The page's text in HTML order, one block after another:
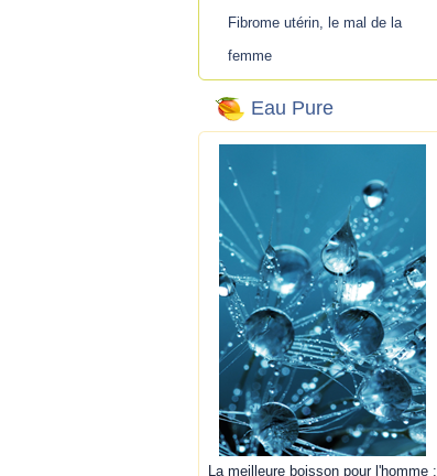
Fibrome utérin, le mal de la
femme
Eau Pure
La meilleure boisson pour l'homme :